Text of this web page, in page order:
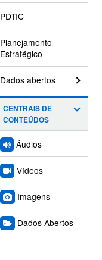
PDTIC
Planejamento
Estratégico
Dados abertos
CENTRAIS DE
CONTEÚDOS
Áudios
Vídeos
Imagens
Dados Abertos